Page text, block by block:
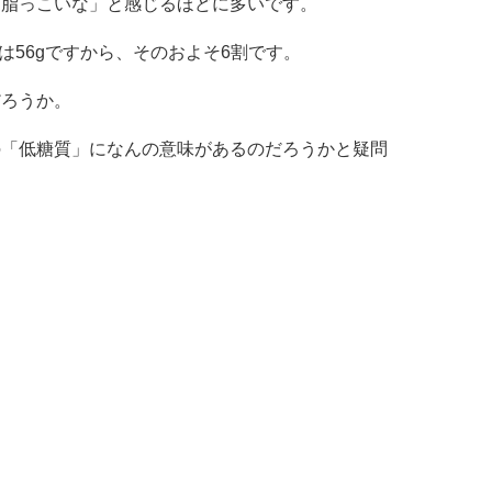
ですから、そのおよそ6割です。
うか。
低糖質」になんの意味があるのだろうかと疑問